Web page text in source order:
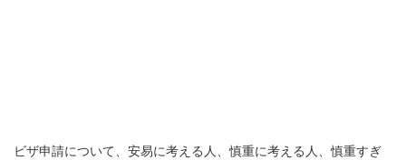
ビザ申請について、安易に考える人、慎重に考える人、慎重すぎ